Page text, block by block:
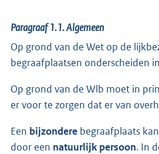
Paragraaf 1.1.Algemeen
Op grond van de Wet op de
begraafplaatsen onderscheiden in
Op grond van de Wlb moet in
er voor te zorgen dat er van
Een bijzondere begraafplaats
door een natuurlijk persoon. In